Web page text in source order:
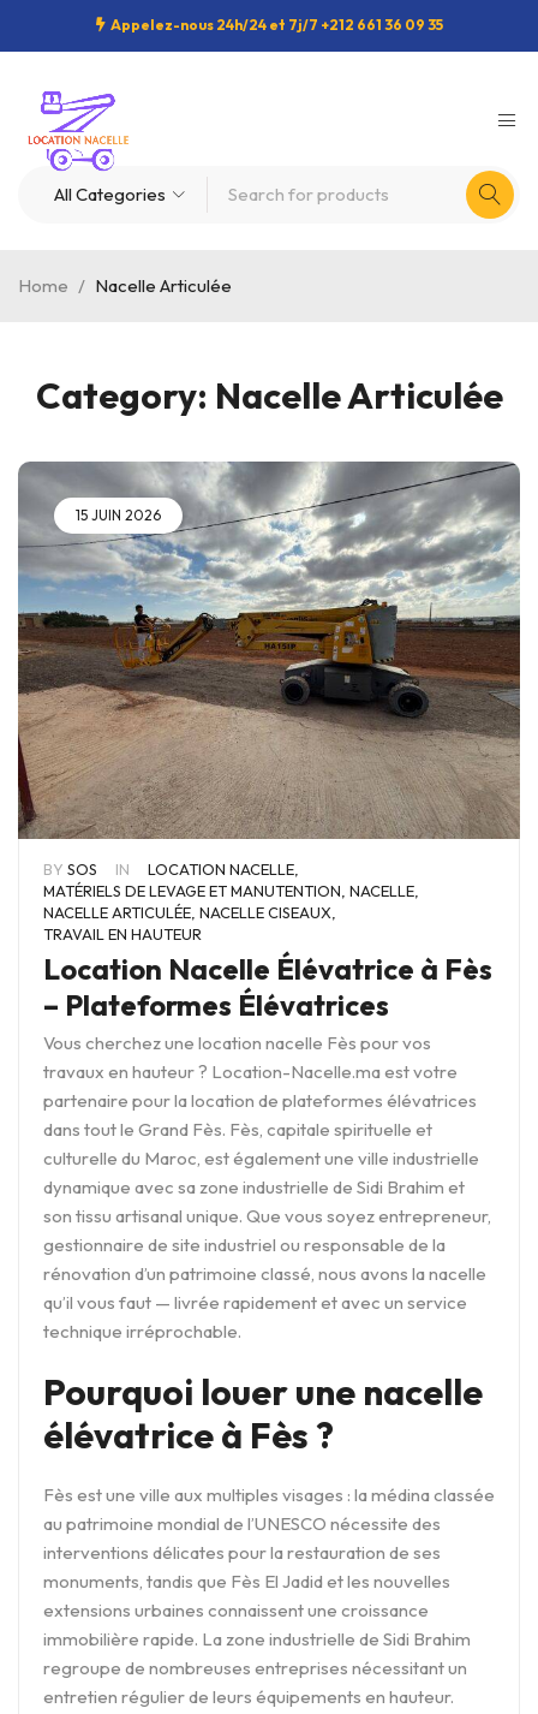
Appelez-nous 24h/24 et 7j/7 +212 661 36 09 35
Category: Nacelle Articulée
Home / Nacelle Articulée
15 JUIN 2026
BY SOS IN LOCATION NACELLE
MATÉRIELS DE LEVAGE ET MANUTENTION NACELLE
NACELLE ARTICULÉE NACELLE CISEAUX
TRAVAIL EN HAUTEUR
Location Nacelle Élévatrice à Fès
– Plateformes Élévatrices
Vous cherchez une location nacelle Fès pour vos
travaux en hauteur ? Location-Nacelle.ma est votre
partenaire pour la location de plateformes élévatrices
dans tout le Grand Fès. Fès, capitale spirituelle et
culturelle du Maroc, est également une ville industrielle
dynamique avec sa zone industrielle de Sidi Brahim et
son tissu artisanal unique. Que vous soyez entrepreneur,
gestionnaire de site industriel ou responsable de la
rénovation d’un patrimoine classé, nous avons la nacelle
qu’il vous faut — livrée rapidement et avec un service
technique irréprochable.
Pourquoi louer une nacelle
élévatrice à Fès ?
Fès est une ville aux multiples visages : la médina classée
au patrimoine mondial de l’UNESCO nécessite des
interventions délicates pour la restauration de ses
monuments, tandis que Fès El Jadid et les nouvelles
extensions urbaines connaissent une croissance
immobilière rapide. La zone industrielle de Sidi Brahim
regroupe de nombreuses entreprises nécessitant un
entretien régulier de leurs équipements en hauteur.